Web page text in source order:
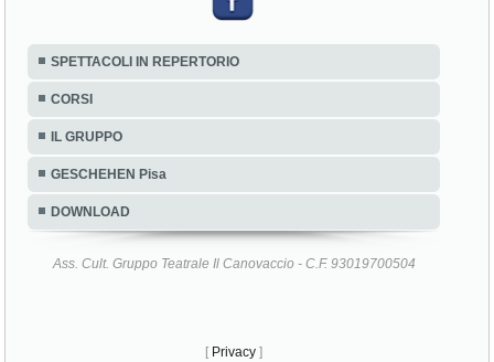
SPETTACOLI IN REPERTORIO
CORSI
IL GRUPPO
GESCHEHEN Pisa
DOWNLOAD
Ass. Cult. Gruppo Teatrale Il Canovaccio - C.F. 93019700504
[ Privacy ]